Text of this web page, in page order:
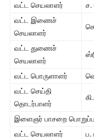
வட்ட செயலாளர் ச.
வட்ட இணைச்
செயலாளர்
வட்ட துணைச்
செயலாளர்
வட்ட பொருளாளர்
வட்ட செய்தி
தொடர்பாளர்
இளைஞர் பாசறை
வட்ட செயலாளர்
ப.